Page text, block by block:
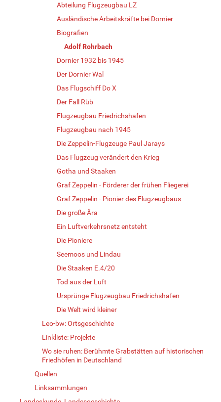
Abteilung Flugzeugbau LZ
Ausländische Arbeitskräfte bei Dornier
Biografien
Adolf Rohrbach
Dornier 1932 bis 1945
Der Dornier Wal
Das Flugschiff Do X
Der Fall Rüb
Flugzeugbau Friedrichshafen
Flugzeugbau nach 1945
Die Zeppelin-Flugzeuge Paul Jarays
Das Flugzeug verändert den Krieg
Gotha und Staaken
Graf Zeppelin - Förderer der frühen Fliegerei
Graf Zeppelin - Pionier des Flugzeugbaus
Die große Ära
Ein Luftverkehrsnetz entsteht
Die Pioniere
Seemoos und Lindau
Die Staaken E.4/20
Tod aus der Luft
Ursprünge Flugzeugbau Friedrichshafen
Die Welt wird kleiner
Leo-bw: Ortsgeschichte
Linkliste: Projekte
Wo sie ruhen: Berühmte Grabstätten auf historischen
Friedhöfen in Deutschland
Quellen
Linksammlungen